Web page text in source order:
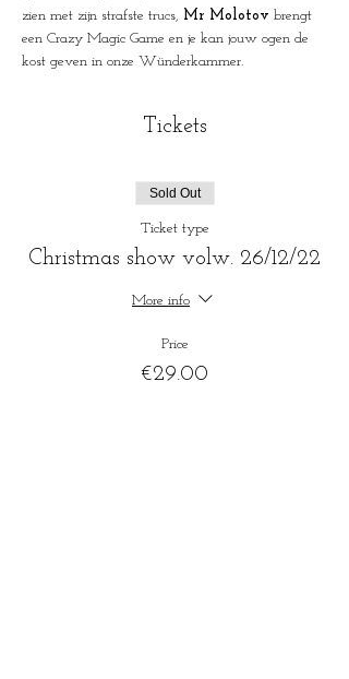
zien met zijn strafste trucs, Mr Molotov brengt
een Crazy Magic Game en je kan jouw ogen de
kost geven in onze Wünderkammer.
Tickets
Sold Out
Ticket type
Christmas show volw. 26/12/22
More info
Price
€29.00